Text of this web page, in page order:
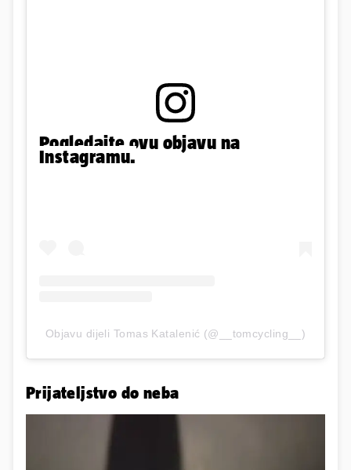
Pogledajte ovu objavu na
Instagramu.
Objavu dijeli Tomas Katalenić (@__tomcycling__)
Prijateljstvo do neba